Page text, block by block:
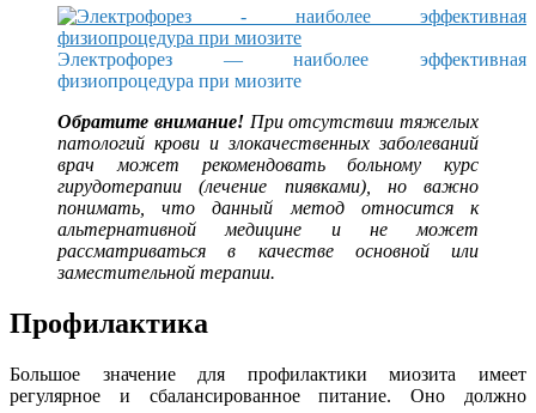
Электрофорез — наиболее эффективная
физиопроцедура при миозите
Обратите внимание!При отсутствии тяжелых
патологий крови и злокачественных заболеваний
врач может рекомендовать больному курс
гирудотерапии (лечение пиявками), но важно
понимать, что данный метод относится к
альтернативной медицине и не может
рассматриваться в качестве основной или
заместительной терапии.
Профилактика
Большое значение для профилактики миозита имеет
регулярное и сбалансированное питание. Оно должно